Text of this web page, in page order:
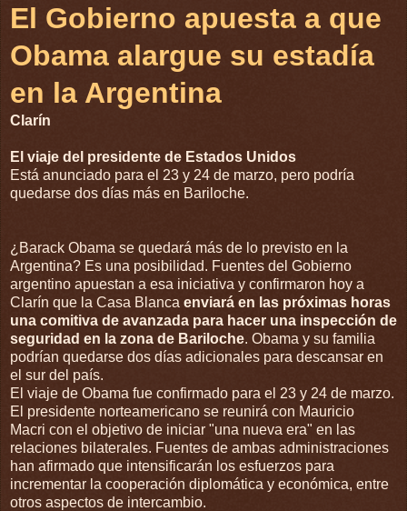
El Gobierno apuesta a que
Obama alargue su estadía
en la Argentina
Clarín
El viaje del presidente de Estados Unidos
Está anunciado para el 23 y 24 de marzo, pero podría
quedarse dos días más en Bariloche.
¿Barack Obama se quedará más de lo previsto en la
Argentina? Es una posibilidad. Fuentes del Gobierno
argentino apuestan a esa iniciativa y confirmaron hoy a
Clarín que la Casa Blanca enviará en las próximas horas
una comitiva de avanzada para hacer una inspección de
seguridad en la zona de Bariloche. Obama y su familia
podrían quedarse dos días adicionales para descansar en
el sur del país.
El viaje de Obama fue confirmado para el 23 y 24 de marzo.
El presidente norteamericano se reunirá con Mauricio
Macri con el objetivo de iniciar "una nueva era" en las
relaciones bilaterales. Fuentes de ambas administraciones
han afirmado que intensificarán los esfuerzos para
incrementar la cooperación diplomática y económica, entre
otros aspectos de intercambio.